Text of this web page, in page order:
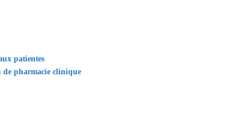
patientes
de pharmacie clinique